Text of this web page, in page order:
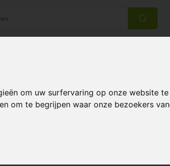
om uw surfervaring op onze website
om te begrijpen waar onze bezoekers